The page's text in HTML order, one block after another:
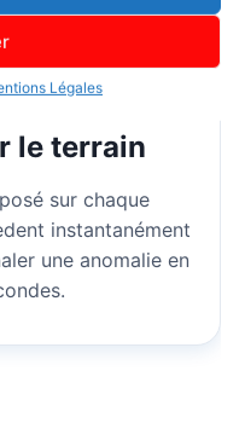
Légales
le terrain
sur chaque
instantanément
une anomalie en